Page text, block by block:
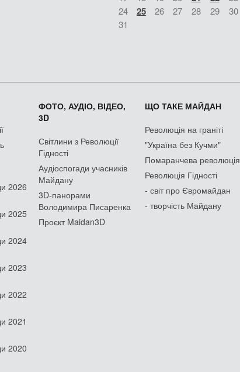
24
25 26 27 28 29
30
31
2026
2025
2024
2023
2022
2021
2020
ФОТО, АУДІО, ВІДЕО,
3D
Світлини з Революції
Гідності
Аудіоспогади учасників
Майдану
3D-панорами
Володимира Писаренка
Проєкт Maidan3D
ЩО ТАКЕ МАЙДАН
Революція на граніті
"Україна без Кучми"
Помаранчева революція
Революція Гідності
- світ про Євромайдан
- творчість Майдану